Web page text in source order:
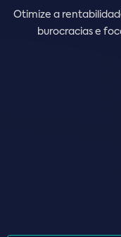
Otimize a
burocracias e